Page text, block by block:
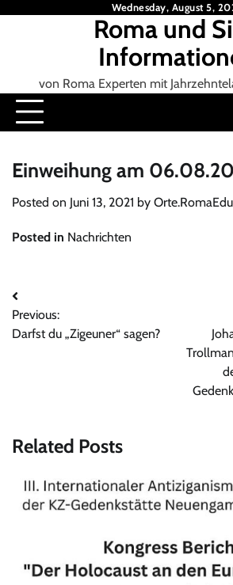
Wednesday, August 5,
Roma und
von Roma Experten mit
Einweihung am
Posted on Juni 13, 2021 by
Posted in Nachrichten
Beitrags-
Navigation
Previous:
Darfst du „Zigeuner“ sagen?
Related Posts